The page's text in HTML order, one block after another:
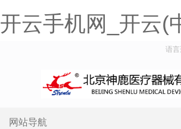
开云手机网_开云(
语言
网站导航